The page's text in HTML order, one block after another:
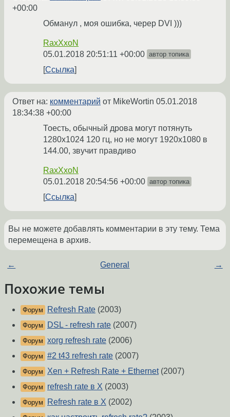
+00:00
Обманул , моя ошибка, череp DVI )))
RaxXxoN
05.01.2018 20:51:11 +00:00 автор топика
Ссылка
Ответ на: комментарий от MikeWortin 05.01.2018
18:34:38 +00:00
Тоесть, обычный дрова могут потянуть
1280х1024 120 гц, но не могут 1920х1080 в
144.00, звучит правдиво
RaxXxoN
05.01.2018 20:54:56 +00:00 автор топика
Ссылка
Вы не можете добавлять комментарии в эту тему. Тема
перемещена в архив.
← General →
Похожие темы
Форум Refresh Rate (2003)
Форум DSL - refresh rate (2007)
Форум xorg refresh rate (2006)
Форум #2 t43 refresh rate (2007)
Форум Xen + Refresh Rate + Ethernet(2007)
Форум refresh rate в X (2003)
Форум Refresh rate в X (2002)